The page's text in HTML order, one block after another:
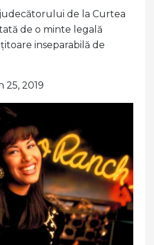
de la Curtea
de o minte legală
inseparabilă de
25, 2019